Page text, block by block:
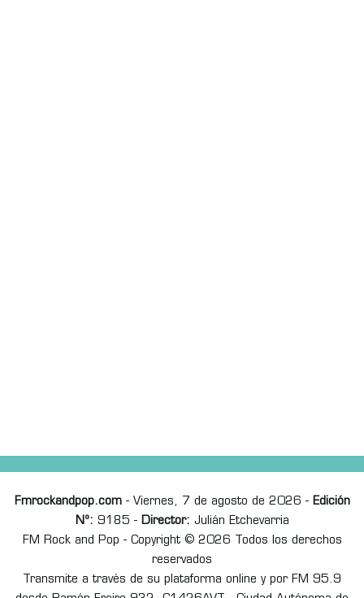
Fmrockandpop.com- Viernes, 7 de agosto de 2026 - Edición
Nº: 9185 - Director: Julián Etchevarria
FM Rock and Pop - Copyright © 2026 Todos los derechos
reservados
Transmite a través de su plataforma online y por FM 95.9